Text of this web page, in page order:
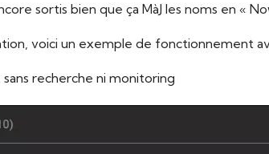
sortis bien que ça MàJ les noms en «
voici un exemple de fonctionnement
recherche ni monitoring